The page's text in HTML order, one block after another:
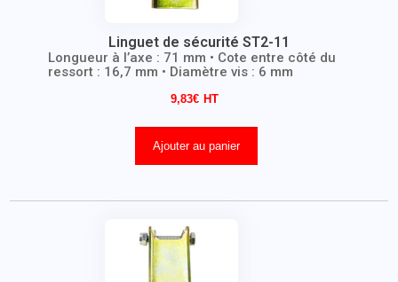
Linguet de sécurité ST2-11
Longueur à l’axe : 71 mm • Cote entre côté du
ressort : 16,7 mm • Diamètre vis : 6 mm
9,83€
Ajouter au panier